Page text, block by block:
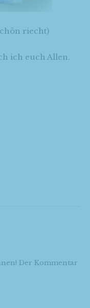
riecht)
ich euch Allen.
Der Kommentar